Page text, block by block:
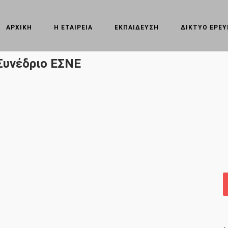
ΑΡΧΙΚΗ Η ΕΤΑΙΡΕΙΑ ΕΚΠΑΙΔΕΥΣΗ ΔΙΚΤΥΟ
ΕΣΝΕ